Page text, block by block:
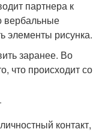
партнера к
вербальные
элементы рисунка.
заранее. Во
что происходит со
контакт,